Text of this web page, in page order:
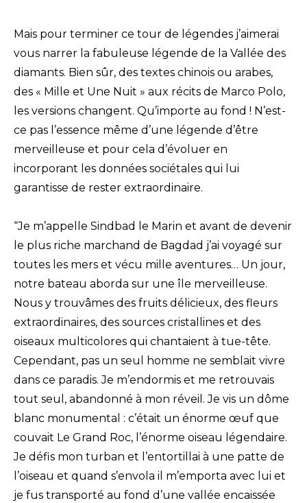
Mais pour terminer ce tour de légendes j’aimerai
vous narrer la fabuleuse légende de la Vallée des
diamants. Bien sûr, des textes chinois ou arabes,
des « Mille et Une Nuit » aux récits de Marco Polo,
les versions changent. Qu’importe au fond ! N’est-
ce pas l’essence même d’une légende d’être
merveilleuse et pour cela d’évoluer en
incorporant les données sociétales qui lui
garantisse de rester extraordinaire.
“Je m’appelle Sindbad le Marin et avant de devenir
le plus riche marchand de Bagdad j’ai voyagé sur
toutes les mers et vécu mille aventures… Un jour,
notre bateau aborda sur une île merveilleuse.
Nous y trouvâmes des fruits délicieux, des fleurs
extraordinaires, des sources cristallines et des
oiseaux multicolores qui chantaient à tue-tête.
Cependant, pas un seul homme ne semblait vivre
dans ce paradis. Je m’endormis et me retrouvais
tout seul, abandonné à mon réveil. Je vis un dôme
blanc monumental : c’était un énorme œuf que
couvait Le Grand Roc, l’énorme oiseau légendaire.
Je défis mon turban et l’entortillai à une patte de
l’oiseau et quand s’envola il m’emporta avec lui et
je fus transporté au fond d’une vallée encaissée